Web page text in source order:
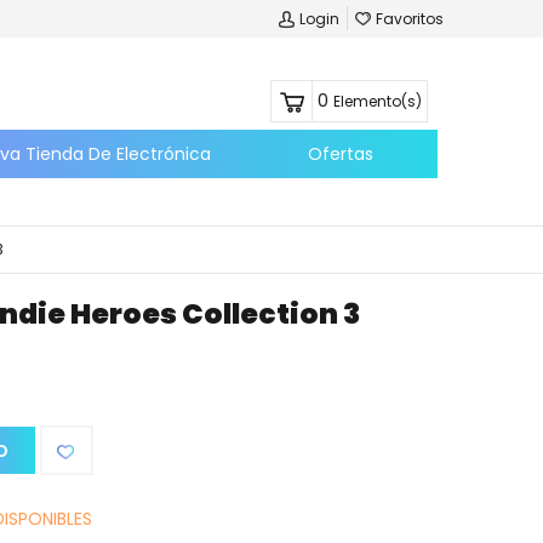
Login Favoritos
0 Elemento(s)
Tienda De Electrónica Ofertas
Heroes Collection 3